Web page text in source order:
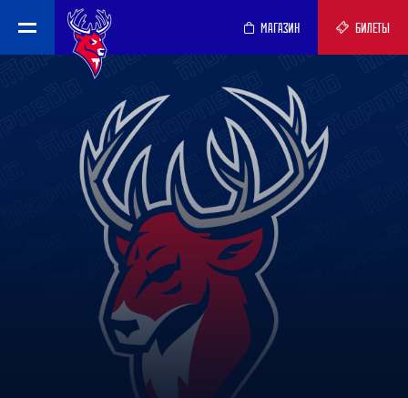
МАГАЗИН БИЛЕТЫ